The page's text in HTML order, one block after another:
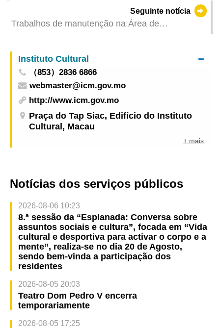
“Feira de emprego para jovens” em 12 de Julho
Seguinte notícia
Trabalhos de manutenção na Área de
Carneiro
Instituto Cultural
（853）2836 6866
webmaster@icm.gov.mo
http://www.icm.gov.mo
Praça do Tap Siac, Edifício do Instituto
Cultural, Macau
+ mais
Notícias dos serviços públicos
2026-08-06 10:23
8.ª sessão da “Esplanada: Conversa sobre
assuntos sociais e cultura”, focada em “Vida
cultural e desportiva para activar o corpo e a
mente”, realiza-se no dia 20 de Agosto,
sendo bem-vinda a participação dos
residentes
2026-08-05 20:03
Teatro Dom Pedro V encerra
temporariamente
2026-08-05 17:25